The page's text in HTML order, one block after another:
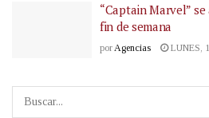
“Captain Marvel”
fin de semana
por Agencias LUNES,